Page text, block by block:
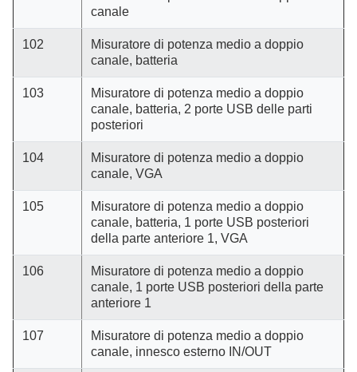
canale
102
Misuratore di potenza medio a doppio
canale, batteria
103
Misuratore di potenza medio a doppio
canale, batteria, 2 porte USB delle parti
posteriori
104
Misuratore di potenza medio a doppio
canale, VGA
105
Misuratore di potenza medio a doppio
canale, batteria, 1 porte USB posteriori
della parte anteriore 1, VGA
106
Misuratore di potenza medio a doppio
canale, 1 porte USB posteriori della parte
anteriore 1
107
Misuratore di potenza medio a doppio
canale, innesco esterno IN/OUT